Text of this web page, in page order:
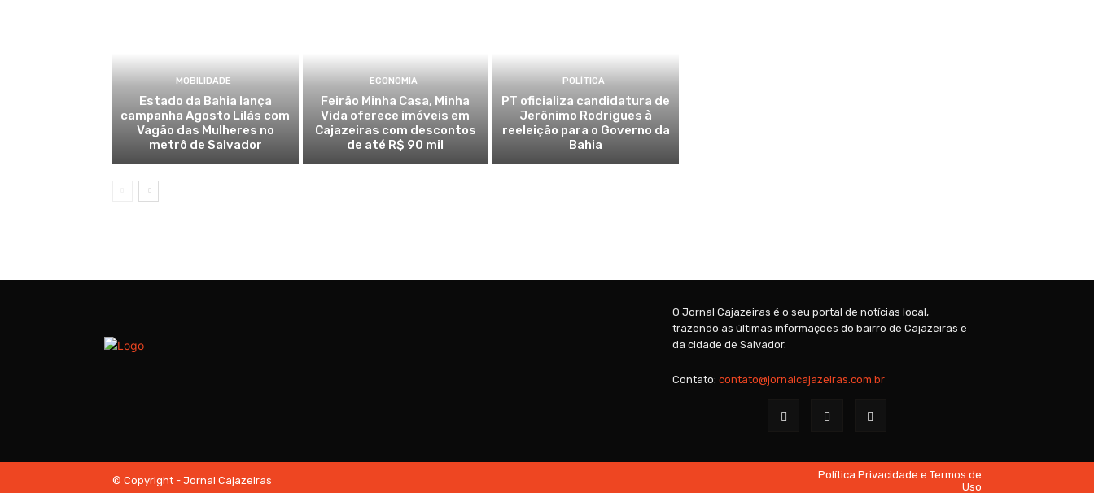
MOBILIDADE
Estado da Bahia lança
campanha Agosto Lilás com
Vagão das Mulheres no
metrô de Salvador
ECONOMIA
Feirão Minha Casa, Minha
Vida oferece imóveis em
Cajazeiras com descontos
de até R$ 90 mil
POLÍTICA
PT oficializa candidatura de
Jerônimo Rodrigues à
reeleição para o Governo da
Bahia
O Jornal Cajazeiras é o seu portal de notícias local,
trazendo as últimas informações do bairro de Cajazeiras e
da cidade de Salvador.
Contato: contato@jornalcajazeiras.com.br
© Copyright - Jornal Cajazeiras
Política Privacidade e Termos de
Uso